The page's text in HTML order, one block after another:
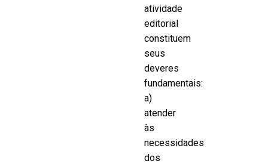
atividade
editorial
constituem
seus
deveres
fundamentais:
a)
atender
às
necessidades
dos